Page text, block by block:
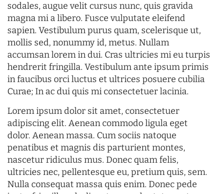
sodales, augue velit cursus nunc, quis gravida
magna mi a libero. Fusce vulputate eleifend
sapien. Vestibulum purus quam, scelerisque ut,
mollis sed, nonummy id, metus. Nullam
accumsan lorem in dui. Cras ultricies mi eu turpis
hendrerit fringilla. Vestibulum ante ipsum primis
in faucibus orci luctus et ultrices posuere cubilia
Curae; In ac dui quis mi consectetuer lacinia.
Lorem ipsum dolor sit amet, consectetuer
adipiscing elit. Aenean commodo ligula eget
dolor. Aenean massa. Cum sociis natoque
penatibus et magnis dis parturient montes,
nascetur ridiculus mus. Donec quam felis,
ultricies nec, pellentesque eu, pretium quis, sem.
Nulla consequat massa quis enim. Donec pede